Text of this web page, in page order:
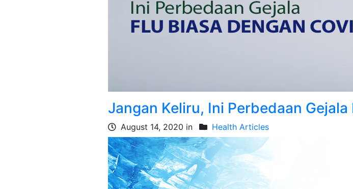
Jangan Keliru, Ini Perbedaan
August 14, 2020 in Health Articles